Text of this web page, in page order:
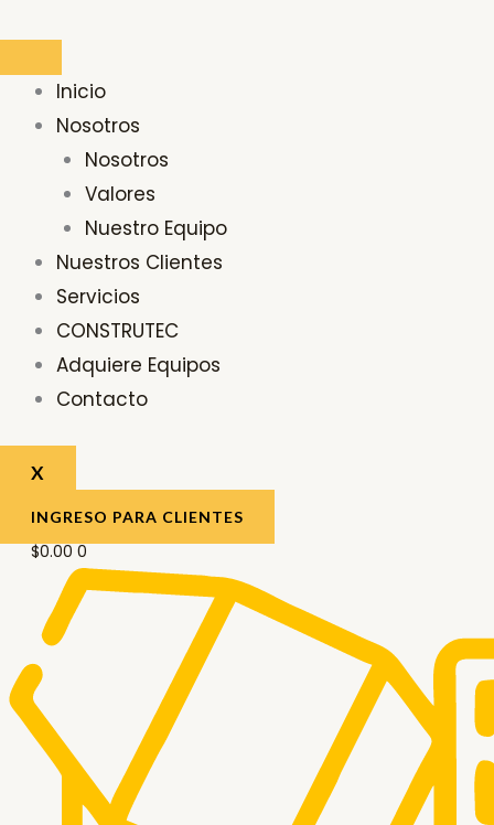
contenido
Inicio
Nosotros
Nosotros
Valores
Nuestro Equipo
Nuestros Clientes
Servicios
CONSTRUTEC
Adquiere Equipos
Contacto
X
INGRESO PARA CLIENTES
$0.00 0